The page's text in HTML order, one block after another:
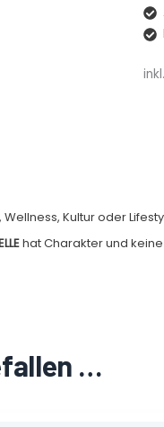
Kultur oder
hat Charakter und
…